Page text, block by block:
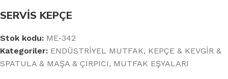
SERVİS KEPÇE
Stok kodu: ME-342
Kategoriler: ENDÜSTRİYEL MUTFAK, KEPÇE & KEVGİR &
SPATULA & MAŞA & ÇIRPICI, MUTFAK EŞYALARI